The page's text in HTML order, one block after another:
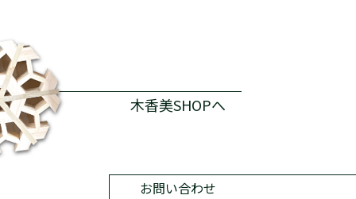
木香美SHOPへ
お問い合わせ